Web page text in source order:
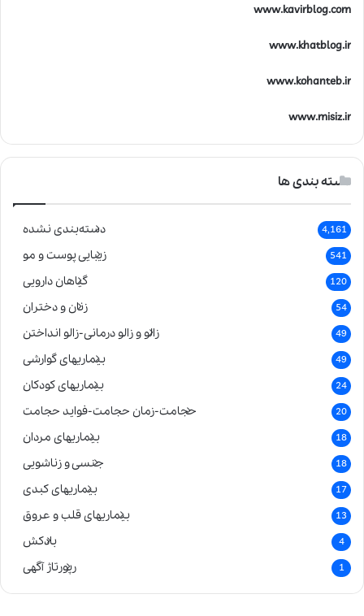
www.kavirblog.com
www.khatblog.ir
www.kohanteb.ir
www.misiz.ir
دسته بندی ها
دسته‌بندی نشده 4,161
زیبایی پوست و مو 541
گیاهان دارویی 120
زنان و دختران 54
زالو و زالو درمانی-زالو انداختن 49
بیماریهای گوارشی 49
بیماریهای کودکان 24
حجامت-زمان حجامت-فواید حجامت 20
بیماریهای مردان 18
جنسی و زناشویی 18
بیماریهای کبدی 17
بیماریهای قلب و عروق 13
بادکش 4
رپورتاژ آگهی 1